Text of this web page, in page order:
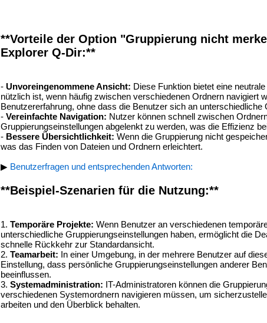
**Vorteile der Option "Gruppierung nicht
Explorer Q-Dir:**
- Unvoreingenommene Ansicht: Diese Funktion bietet eine
nützlich ist, wenn häufig zwischen verschiedenen Ordnern navigiert
Benutzererfahrung, ohne dass die Benutzer sich an unterschiedliche
- Vereinfachte Navigation: Nutzer können schnell zwischen
Gruppierungseinstellungen abgelenkt zu werden, was die Effizienz
- Bessere Übersichtlichkeit: Wenn die Gruppierung nicht
was das Finden von Dateien und Ordnern erleichtert.
▶ Benutzerfragen und entsprechenden Antworten:
**Beispiel-Szenarien für die Nutzung:**
1. Temporäre Projekte: Wenn Benutzer an verschiedenen
unterschiedliche Gruppierungseinstellungen haben, ermöglicht die
schnelle Rückkehr zur Standardansicht.
2. Teamarbeit: In einer Umgebung, in der mehrere Benutzer auf
Einstellung, dass persönliche Gruppierungseinstellungen anderer
beeinflussen.
3. Systemadministration: IT-Administratoren können die
verschiedenen Systemordnern navigieren müssen, um
arbeiten und den Überblick behalten.